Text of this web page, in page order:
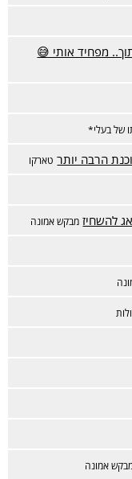
מפחיד אותי 😅
של בעלי*
הרבה יותר טארקו
להשחיז מבקש אמונה
אמונה